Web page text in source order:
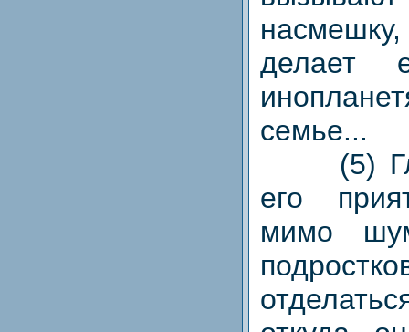
делает
семье...
(5)
его
мимо